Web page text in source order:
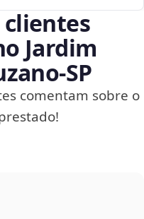
clientes
Jardim
comentam sobre o